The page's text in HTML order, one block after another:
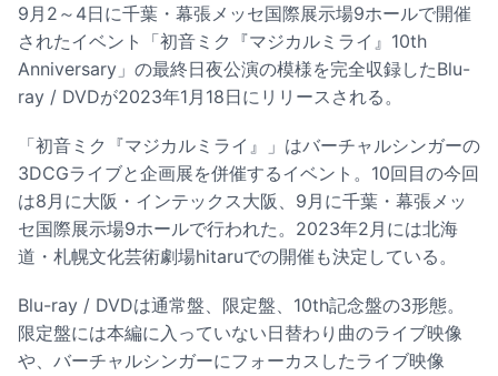
9月2～4日に千葉・幕張メッセ国際展示場9ホールで開催
されたイベント「初音ミク『マジカルミライ』10th
Anniversary」の最終日夜公演の模様を完全収録したBlu-
ray / DVDが2023年1月18日にリリースされる。
「初音ミク『マジカルミライ』」はバーチャルシンガーの
3DCGライブと企画展を併催するイベント。10回目の今回
は8月に大阪・インテックス大阪、9月に千葉・幕張メッ
セ国際展示場9ホールで行われた。2023年2月には北海
道・札幌文化芸術劇場hitaruでの開催も決定している。
Blu-ray / DVDは通常盤、限定盤、10th記念盤の3形態。
限定盤には本編に入っていない日替わり曲のライブ映像
や、バーチャルシンガーにフォーカスしたライブ映像